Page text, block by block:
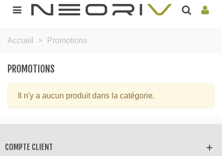
Accueil > Promotions
PROMOTIONS
Il n'y a aucun produit dans la catégorie.
COMPTE CLIENT